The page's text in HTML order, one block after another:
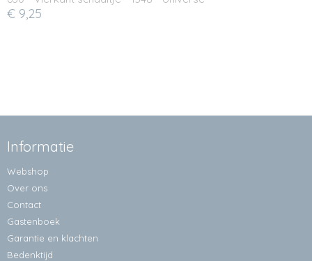
€ 9,25
Informatie
Webshop
Over ons
Contact
Gastenboek
Garantie en klachten
Bedenktijd